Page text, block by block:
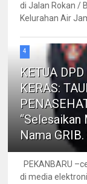
di Jalan Rokan /
Kelurahan Air
4
KETUA
KERAS:
Nama
PEKANBARU
di media